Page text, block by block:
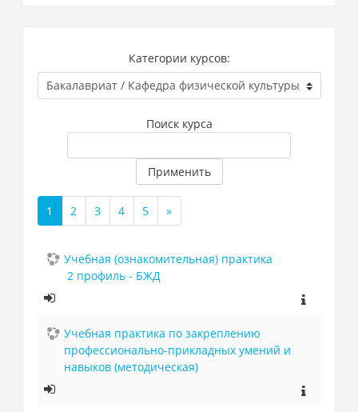
Категории курсов:
Поиск курса
Применить
1
(текущая)
2 3 4 5
»
Далее
Учебная (ознакомительная) практика
2 профиль - БЖД
Учебная практика по закреплению
профессионально-прикладных умений и
навыков (методическая)